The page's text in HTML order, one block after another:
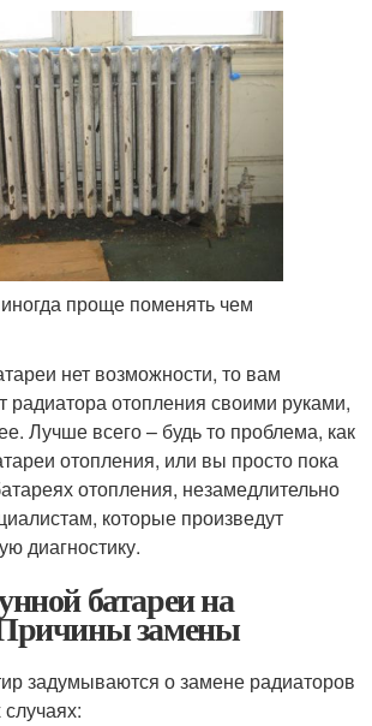
проще поменять чем
нет возможности, то вам
радиатора отопления своими руками,
Лучше всего – будь то проблема, как
отопления, или вы просто пока
отопления, незамедлительно
которые произведут
диагностику.
батареи на
замены
задумываются о замене радиаторов